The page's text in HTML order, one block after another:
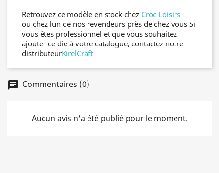
Retrouvez ce modèle en stock chez Croc Loisirs
ou chez lun de nos revendeurs près de chez vous Si
vous êtes professionnel et que vous souhaitez
ajouter ce die à votre catalogue, contactez notre
distributeurKirelCraft
chat Commentaires (0)
Aucun avis n'a été publié pour le moment.